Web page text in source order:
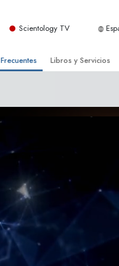
Scientology TV
Libros y Servicios
Introductorias
Iniciales
Las Dinámicas de
Ayudas para